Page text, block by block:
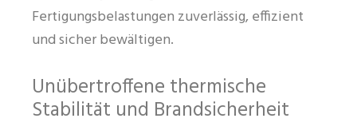
Fertigungsbelastungen zuverlässig, effizient
und sicher bewältigen.
Unübertroffene thermische
Stabilität und Brandsicherheit